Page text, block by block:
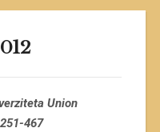
Union
467